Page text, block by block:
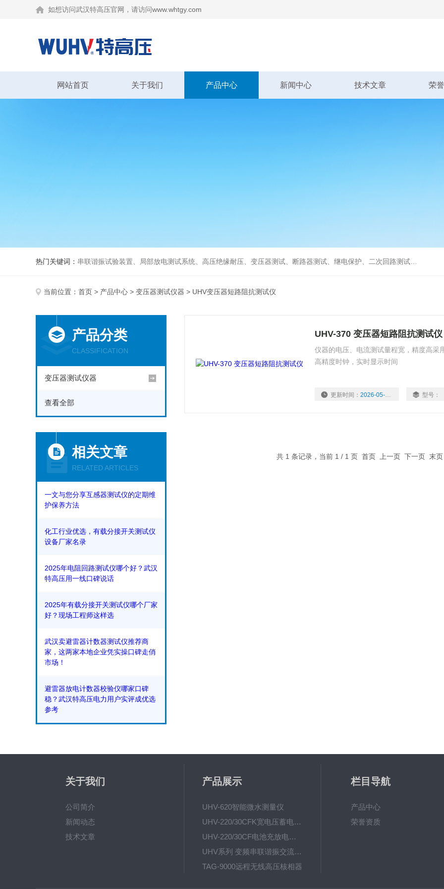
如想访问武汉特高压官网，请访问www.whtgy.com
网站首页 关于我们 产品中心 新闻中心 技术文章 荣
热门关键词： 串联谐振试验装置、局部放电测试系统、高压绝缘耐压、变压器测试、断路器测试、继电保护、二次回路测试、电
当前位置： 首页 > 产品中心 > 变压器测试仪器 > UHV变压器短路阻抗测试仪
产品分类
CLASSIFICATION
变压器测试仪器
查看全部
相关文章
RELATED ARTICLES
一文与您分享互感器测试仪的定期维
护保养方法
化工行业优选，有载分接开关测试仪
设备厂家名录
2025年电阻回路测试仪哪个好？武汉
特高压用一线口碑说话
2025年有载分接开关测试仪哪个厂家
好？现场工程师这样选
武汉卖避雷器计数器测试仪推荐商
家，这两家本地企业凭实操口碑走俏
市场！
避雷器放电计数器校验仪哪家口碑
稳？武汉特高压电力用户实评成优选
参考
UHV-370 变压器短路阻抗测试仪
仪器的电压、电流测试量程宽，精度高采
高精度时钟，实时显示时间
更新时间：2026-05-20 型号：
共 1 条记录，当前 1 / 1 页 首页 上一页 下一页 末
关于我们
公司简介
新闻动态
技术文章
产品展示
UHV-620智能微水测量仪
UHV-220/30CFK宽电压蓄电池充放电测试仪
UHV-220/30CF电池充放电测试仪
UHV系列 变频串联谐振交流耐压装置
TAG-9000远程无线高压核相器
栏目导航
产品中心
荣誉资质